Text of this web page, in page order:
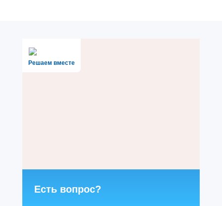
Решаем вместе
Есть вопрос?